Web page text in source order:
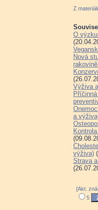
Z
O
Nová
Výživa
a
výživa)
Strava
[Akt.
5